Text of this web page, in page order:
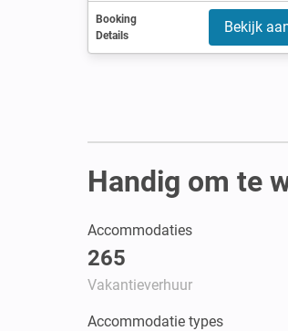
Booking
Details
Bekijk
Handig om te
Accommodaties
265
Vakantieverhuur
Accommodatie types